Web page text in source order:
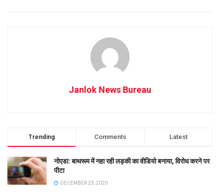
Janlok News Bureau
Trending Comments Latest
नोएडा: बाथरूम में नहा रही लड़की का वीडियो बनाया, विरोध करने पर
पीटा
DECEMBER 23, 2020